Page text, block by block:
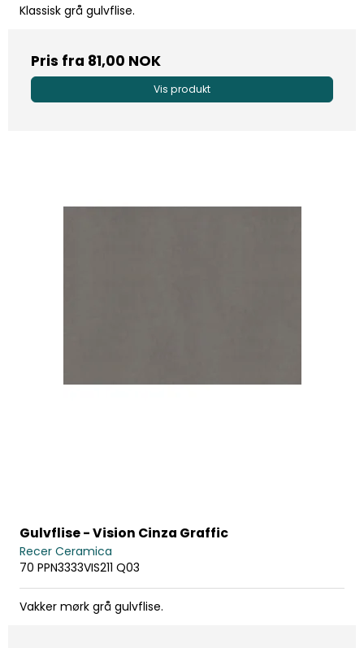
Klassisk grå gulvflise.
Pris fra 81,00 NOK
Vis produkt
Gulvflise - Vision Cinza Graffic
Recer Ceramica
70 PPN3333VIS211 Q03
Vakker mørk grå gulvflise.